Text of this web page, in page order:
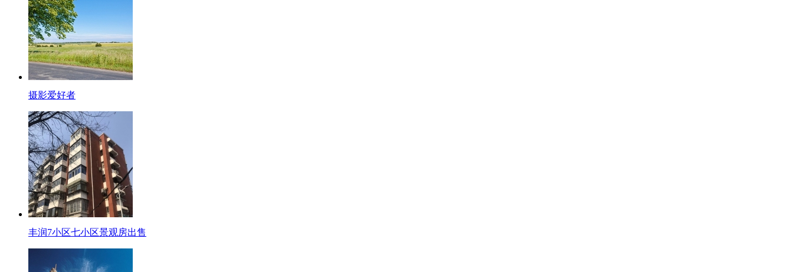
摄影爱好者
丰润7小区七小区景观房出售